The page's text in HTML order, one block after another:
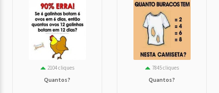
2104 cliques
Quantos?
7845 cliques
Quantos?